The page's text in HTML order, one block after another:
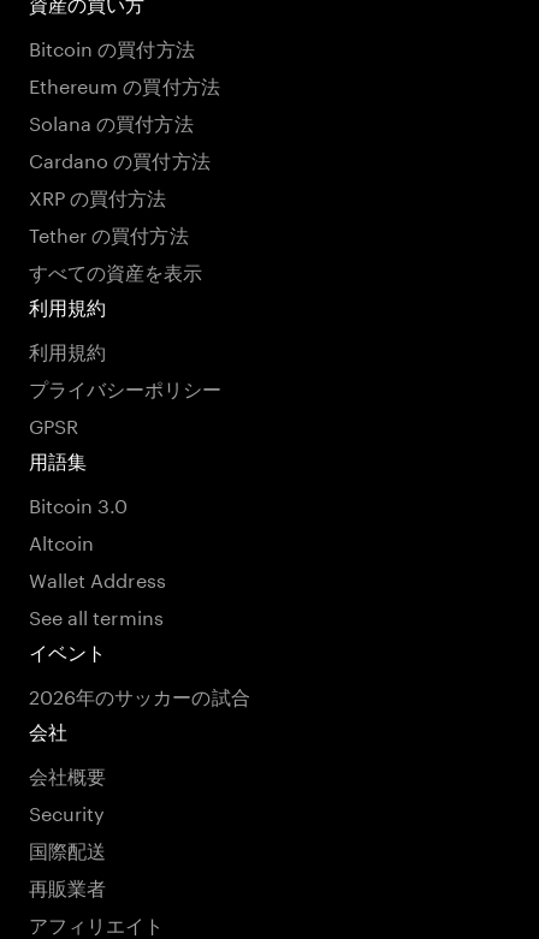
Bitcoin の買付方法
Ethereum の買付方法
Solana の買付方法
Cardano の買付方法
XRP の買付方法
Tether の買付方法
すべての資産を表示
利用規約
利用規約
プライバシーポリシー
GPSR
用語集
Bitcoin 3.0
Altcoin
Wallet Address
See all termins
イベント
2026年のサッカーの試合
会社
会社概要
Security
国際配送
再販業者
アフィリエイト